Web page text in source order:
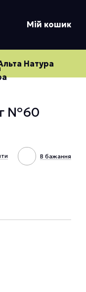
Мій кошик
Натура
№60
В бажання